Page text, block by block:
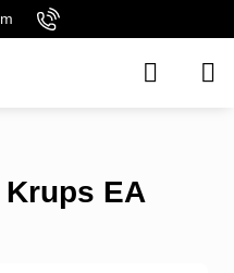
EA